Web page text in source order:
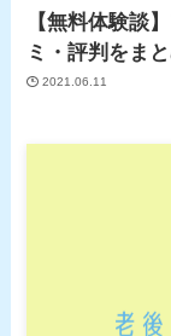
【無料体験談
ミ・評判をまと
2021.06.11